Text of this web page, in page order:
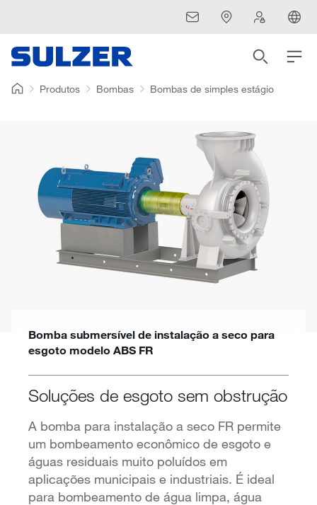
Produtos Bombas Bombas de simples estágio
Bomba submersível de instalação a seco para
esgoto modelo ABS FR
Soluções de esgoto sem obstrução
A bomba para instalação a seco FR permite
um bombeamento econômico de esgoto e
águas residuais muito poluídos em
aplicações municipais e industriais. É ideal
para bombeamento de água limpa, água